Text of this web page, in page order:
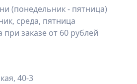
(понедельник - пятница)
среда, пятница
при заказе от 60 рублей
40-3